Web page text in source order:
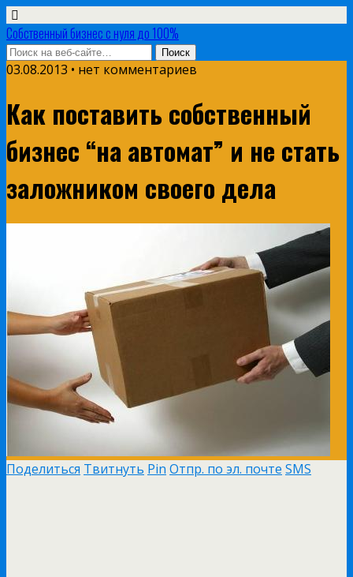
Собственный бизнес с нуля до 100%
03.08.2013 • нет комментариев
Как поставить собственный
бизнес “на автомат” и не стать
заложником своего дела
Поделиться Твитнуть Pin Отпр. по эл. почте SMS